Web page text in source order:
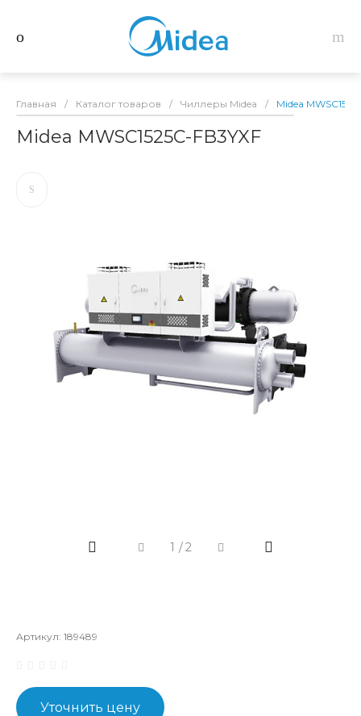
Главная / Каталог товаров / Чиллеры Midea / Midea
Midea MWSC1525C-FB3YXF
1 /2
Артикул: 189489
Уточнить цену